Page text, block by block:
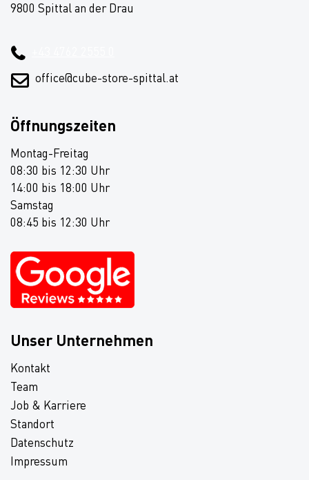
9800 Spittal an der Drau
office@cube-store-spittal.at
Öffnungszeiten
Montag-Freitag
08:30 bis 12:30 Uhr
14:00 bis 18:00 Uhr
Samstag
08:45 bis 12:30 Uhr
Unser Unternehmen
Kontakt
Team
Job & Karriere
Standort
Datenschutz
Impressum